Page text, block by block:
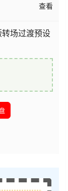
查看
场过渡预设